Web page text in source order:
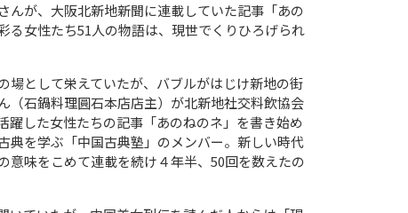
が、大阪北新地新聞に連載していた記事「あの
る女性たち51人の物語は、現世でくりひろげられ
として栄えていたが、バブルがはじけ新地の街
（石鍋料理圓石本店店主）が北新地社交料飲協会
した女性たちの記事「あのねのネ」を書き始め
典を学ぶ「中国古典塾」のメンバー。新しい時代
意味をこめて連載を続け４年半、50回を数えたの